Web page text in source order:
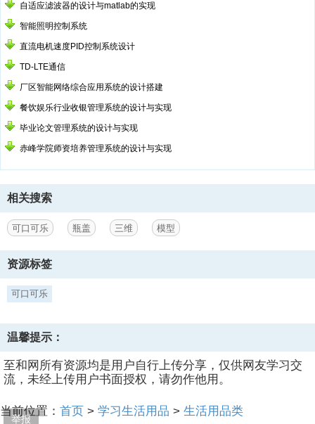
举报
自适应滤波器的设计与matlab的实现
智能照明控制系统
直流电机速度PID控制系统设计
TD-LTE通信
厂区智能网络综合应用系统的设计搭建
餐饮娱乐行业收银管理系统的设计与实现
毕业论文管理系统的设计与实现
赤峰学院师资培养管理系统的设计与实现
相关搜索
可口可乐 瓶盖 三维 模型
资源标签
可口可乐
温馨提示：
至和网所有资源均是用户自行上传分享，仅供网友学习交
流，未经上传用户书面授权，请勿作他用。
当前位置： 首页 > 学习生活用品 > 生活用品类